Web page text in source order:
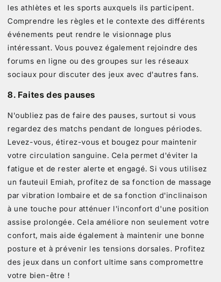
les athlètes et les sports auxquels ils participent.
Comprendre les règles et le contexte des différents
événements peut rendre le visionnage plus
intéressant. Vous pouvez également rejoindre des
forums en ligne ou des groupes sur les réseaux
sociaux pour discuter des jeux avec d'autres fans.
8. Faites des pauses
N'oubliez pas de faire des pauses, surtout si vous
regardez des matchs pendant de longues périodes.
Levez-vous, étirez-vous et bougez pour maintenir
votre circulation sanguine. Cela permet d'éviter la
fatigue et de rester alerte et engagé. Si vous utilisez
un fauteuil Emiah, profitez de sa fonction de massage
par vibration lombaire et de sa fonction d'inclinaison
à une touche pour atténuer l'inconfort d'une position
assise prolongée. Cela améliore non seulement votre
confort, mais aide également à maintenir une bonne
posture et à prévenir les tensions dorsales. Profitez
des jeux dans un confort ultime sans compromettre
votre bien-être !